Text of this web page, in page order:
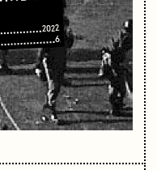
2022
6